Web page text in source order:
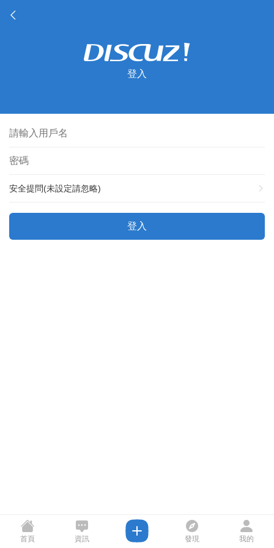
登入
安全提問(未設定請忽略)
登入
首頁 資訊 發現 我的